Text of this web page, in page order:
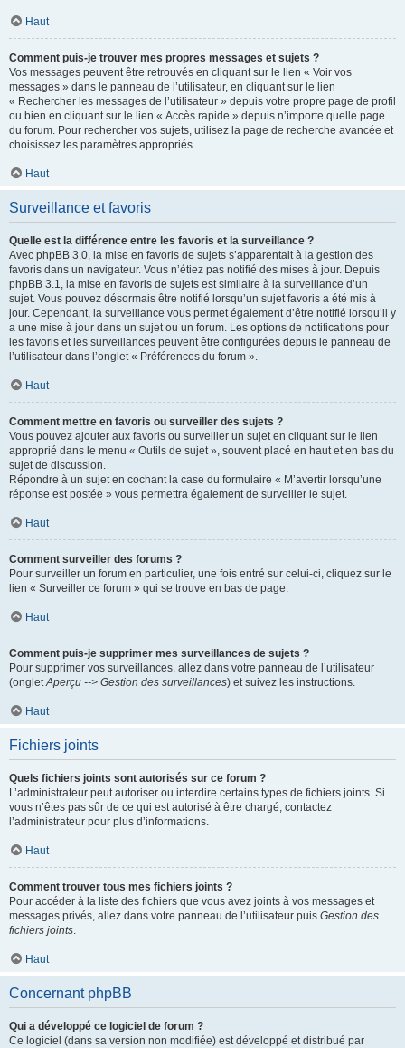
Haut
Comment puis-je trouver mes propres messages et sujets ?
Vos messages peuvent être retrouvés en cliquant sur le lien « Voir vos
messages » dans le panneau de l’utilisateur, en cliquant sur le lien
« Rechercher les messages de l’utilisateur » depuis votre propre page de profil
ou bien en cliquant sur le lien « Accès rapide » depuis n’importe quelle page
du forum. Pour rechercher vos sujets, utilisez la page de recherche avancée et
choisissez les paramètres appropriés.
Haut
Surveillance et favoris
Quelle est la différence entre les favoris et la surveillance ?
Avec phpBB 3.0, la mise en favoris de sujets s’apparentait à la gestion des
favoris dans un navigateur. Vous n’étiez pas notifié des mises à jour. Depuis
phpBB 3.1, la mise en favoris de sujets est similaire à la surveillance d’un
sujet. Vous pouvez désormais être notifié lorsqu’un sujet favoris a été mis à
jour. Cependant, la surveillance vous permet également d’être notifié lorsqu’il y
a une mise à jour dans un sujet ou un forum. Les options de notifications pour
les favoris et les surveillances peuvent être configurées depuis le panneau de
l’utilisateur dans l’onglet « Préférences du forum ».
Haut
Comment mettre en favoris ou surveiller des sujets ?
Vous pouvez ajouter aux favoris ou surveiller un sujet en cliquant sur le lien
approprié dans le menu « Outils de sujet », souvent placé en haut et en bas du
sujet de discussion.
Répondre à un sujet en cochant la case du formulaire « M’avertir lorsqu’une
réponse est postée » vous permettra également de surveiller le sujet.
Haut
Comment surveiller des forums ?
Pour surveiller un forum en particulier, une fois entré sur celui-ci, cliquez sur le
lien « Surveiller ce forum » qui se trouve en bas de page.
Haut
Comment puis-je supprimer mes surveillances de sujets ?
Pour supprimer vos surveillances, allez dans votre panneau de l’utilisateur
(ongletAperçu --> Gestion des surveillances) et suivez les instructions.
Haut
Fichiers joints
Quels fichiers joints sont autorisés sur ce forum ?
L’administrateur peut autoriser ou interdire certains types de fichiers joints. Si
vous n’êtes pas sûr de ce qui est autorisé à être chargé, contactez
l’administrateur pour plus d’informations.
Haut
Comment trouver tous mes fichiers joints ?
Pour accéder à la liste des fichiers que vous avez joints à vos messages et
messages privés, allez dans votre panneau de l’utilisateur puis Gestion des
fichiers joints.
Haut
Concernant phpBB
Qui a développé ce logiciel de forum ?
Ce logiciel (dans sa version non modifiée) est développé et distribué par